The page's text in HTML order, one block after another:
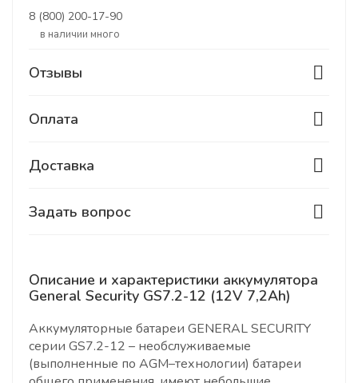
8 (800) 200-17-90
В наличии много
Отзывы
Оплата
Доставка
Задать вопрос
Описание и характеристики аккумулятора
General Security GS7.2-12 (12V 7,2Ah)
Аккумуляторные батареи GENERAL SECURITY
серии GS7.2-12 – необслуживаемые
(выполненные по AGM–технологии) батареи